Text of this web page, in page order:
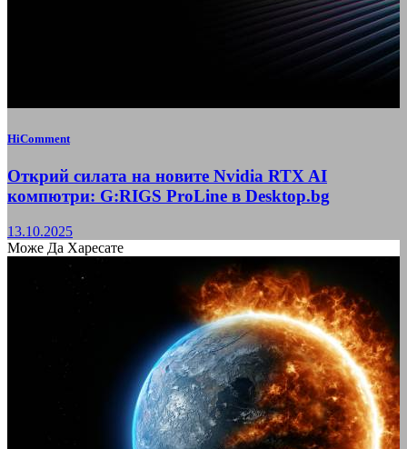
HiComment
Открий силата на новите Nvidia RTX AI
компютри: G:RIGS ProLine в Desktop.bg
13.10.2025
Може Да Харесате